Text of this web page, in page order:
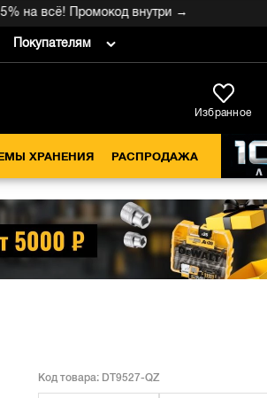
всё! Промокод внутри →
Покупателям
Избранное
ХРАНЕНИЯ РАСПРОДАЖА
Код товара: DT9527-QZ